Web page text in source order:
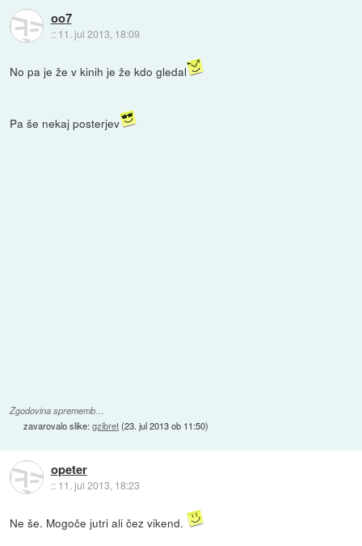
oo7
:: 11. jul 2013, 18:09
No pa je že v kinih je že kdo gledal
Pa še nekaj posterjev
Zgodovina sprememb…
zavarovalo slike:gzibret(23. jul 2013 ob 11:50)
opeter
:: 11. jul 2013, 18:23
Ne še. Mogoče jutri ali čez vikend.